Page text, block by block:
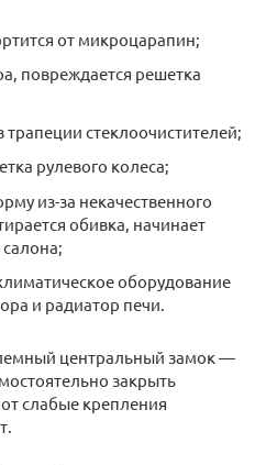
от микроцарапин;
повреждается решетка
трапеции стеклоочистителей;
рулевого колеса;
из-за некачественного
обивка, начинает
оборудование
и радиатор печи.
центральный замок —
закрыть
слабые крепления